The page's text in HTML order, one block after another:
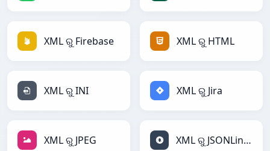
XML ରୁ Firebase XML ରୁ HTML
XML ରୁ INI XML ରୁ Jira
XML ରୁ JPEG XML ରୁ JSONLines